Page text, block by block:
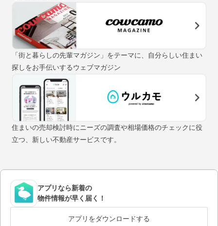
「街と暮らしの先輩マガジン」をテーマに、自分らしい住まい
探しをお手伝いするウェブマガジン
住まいの売却検討時にニーズの調査や相場価格のチェックに役
立つ、新しい不動産サービスです。
アプリなら新着の
物件情報が早く届く！
アプリをダウンロードする